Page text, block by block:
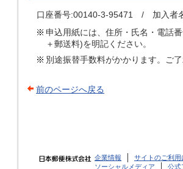
口座番号:00140-3-95471 / 加入者
申込用紙には、住所・氏名・電話
＋郵送料)を明記ください。
別途振替手数料がかかります。ご了
前のページへ戻る
企業情報 サイトのご利用
ソーシャルメディア
公式